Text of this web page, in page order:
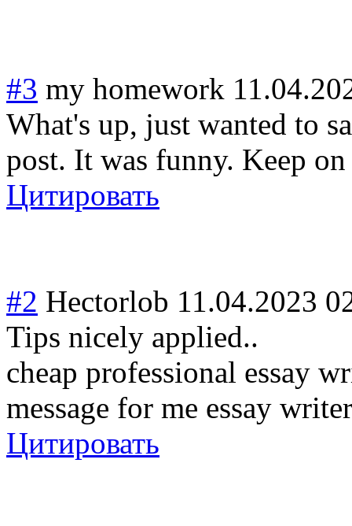
#3 my homework
What's up, just wanted to
post. It was funny. Keep
Цитировать
#2 Hectorlob 11.04.2023
Tips nicely applied..
cheap professional essay
message for me essay
Цитировать